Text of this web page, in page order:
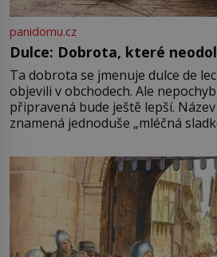
panidomu.cz
Dulce: Dobrota, které
Ta dobrota se jmenuje dulce de
objevili v obchodech. Ale
připravená bude ještě lepší.
znamená jednoduše „mléčná
pře hned několik
Francie, kde se traduje,